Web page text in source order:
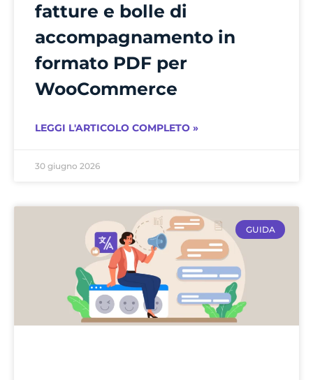
fatture e bolle di
accompagnamento in
formato PDF per
WooCommerce
LEGGI L'ARTICOLO COMPLETO »
30 giugno 2026
GUIDA